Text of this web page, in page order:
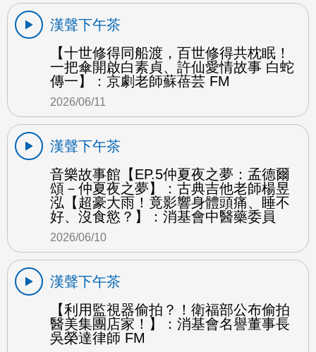
漢聲下午茶
【十世修得同船渡，百世修得共枕眠！
一把傘開啟白素貞、許仙愛情故事 白蛇
傳一】：京劇老師蘇蓓芸 FM
2026/06/11
漢聲下午茶
音樂故事館【EP.5仲夏夜之夢：孟德爾
頌－仲夏夜之夢】：古典吉他老師楊昱
泓【超豪大雨！竟影響身體頭痛、睡不
好、沒食慾？】：消基會中醫藥委員
2026/06/10
漢聲下午茶
【利用監視器偷拍？！衛福部公布偷拍
醫美集團店家！】：消基會名譽董事長
吳榮達律師 FM